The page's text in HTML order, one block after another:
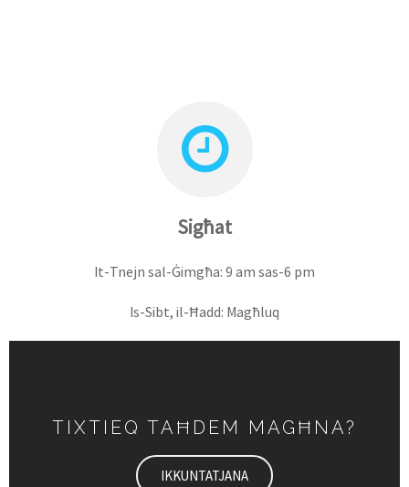
Sigħat
It-Tnejn sal-Ġimgħa: 9 am sas-6 pm
Is-Sibt, il-Ħadd: Magħluq
TIXTIEQ TAĦDEM MAGĦNA?
IKKUNTATJANA